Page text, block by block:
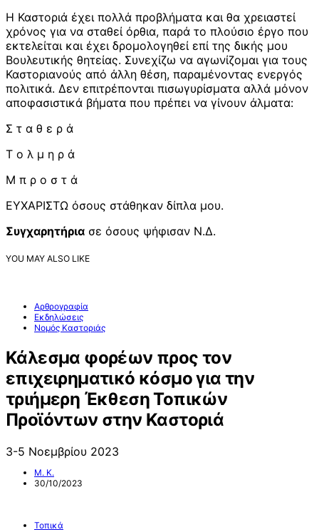
Η Καστοριά έχει πολλά προβλήματα και θα χρειαστεί
χρόνος για να σταθεί όρθια, παρά το πλούσιο έργο που
εκτελείται και έχει δρομολογηθεί επί της δικής μου
Βουλευτικής θητείας. Συνεχίζω να αγωνίζομαι για τους
Καστοριανούς από άλλη θέση, παραμένοντας ενεργός
πολιτικά. Δεν επιτρέπονται πισωγυρίσματα αλλά μόνον
αποφασιστικά βήματα που πρέπει να γίνουν άλματα:
Σ τ α θ ε ρ ά
Τ ο λ μ η ρ ά
Μ π ρ ο σ τ ά
ΕΥΧΑΡΙΣΤΩ όσους στάθηκαν δίπλα μου.
Συγχαρητήρια σε όσους ψήφισαν Ν.Δ.
YOU MAY ALSO LIKE
Αρθρογραφία
Εκδηλώσεις
Νομός Καστοριάς
Κάλεσμα φορέων προς τον
επιχειρηματικό κόσμο για την
τριήμερη Έκθεση Τοπικών
Προϊόντων στην Καστοριά
3-5 Νοεμβρίου 2023
Μ. Κ.
30/10/2023
Τοπικά